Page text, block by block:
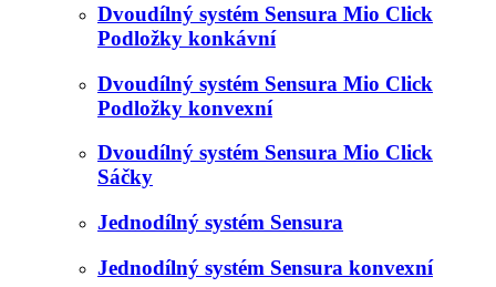
Dvoudílný systém Sensura Mio Click
Podložky konkávní
Dvoudílný systém Sensura Mio Click
Podložky konvexní
Dvoudílný systém Sensura Mio Click
Sáčky
Jednodílný systém Sensura
Jednodílný systém Sensura konvexní